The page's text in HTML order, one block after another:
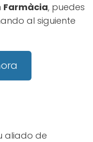
Farmàcia, puedes
al siguiente
aliado de